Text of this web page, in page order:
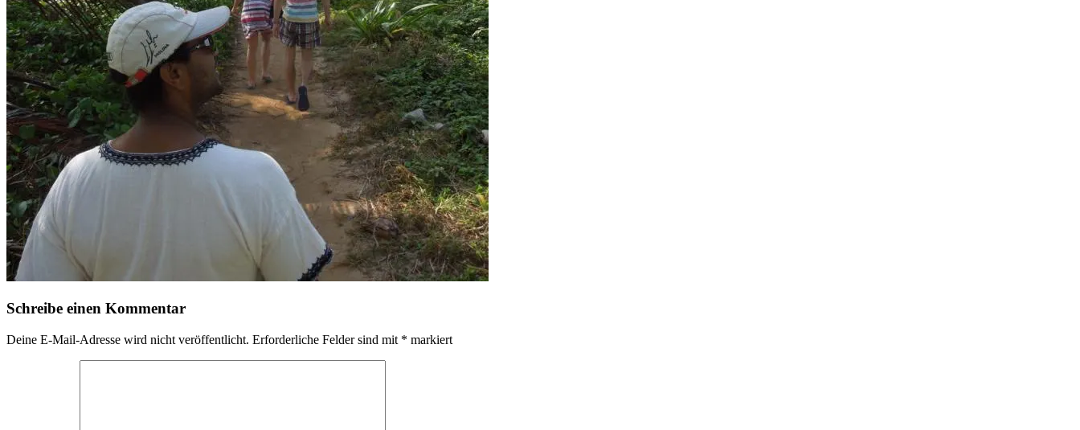
Schreibe einen Kommentar
Deine E-Mail-Adresse wird nicht veröffentlicht. Erforderliche Felder sind mit * markiert